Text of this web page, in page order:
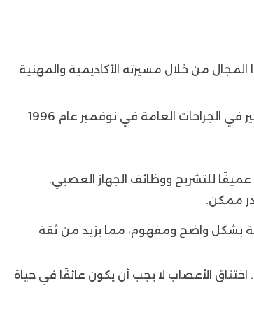
من خلال مسيرته الأكاديمية والمهنية
بدءًا من حصوله على بكالوريوس الطب في ديسمبر عام 1992 بتقدير ممتاز مع مرتبة الشرف، واستمرارًا بحصوله على درجة الماجستير في الجراحات العامة في نوفمبر عام 1996
للتشريح ووظائف الجهاز العصبي.
ممكن.
بشكل واضح ومفهوم، مما يزيد من ثقة
الأعصاب لا يجب أن يكون عائقًا في حياة